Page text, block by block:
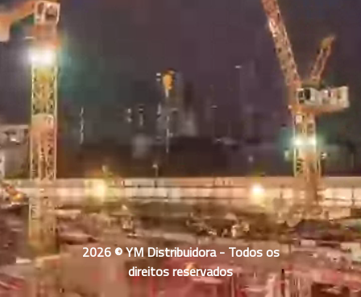
2026 © YM Distribuidora - Todos os
direitos reservados